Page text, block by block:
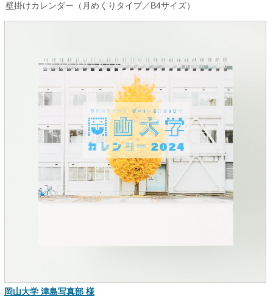
壁掛けカレンダー（月めくりタイプ／B4サイズ）
岡山大学 津島写真部 様